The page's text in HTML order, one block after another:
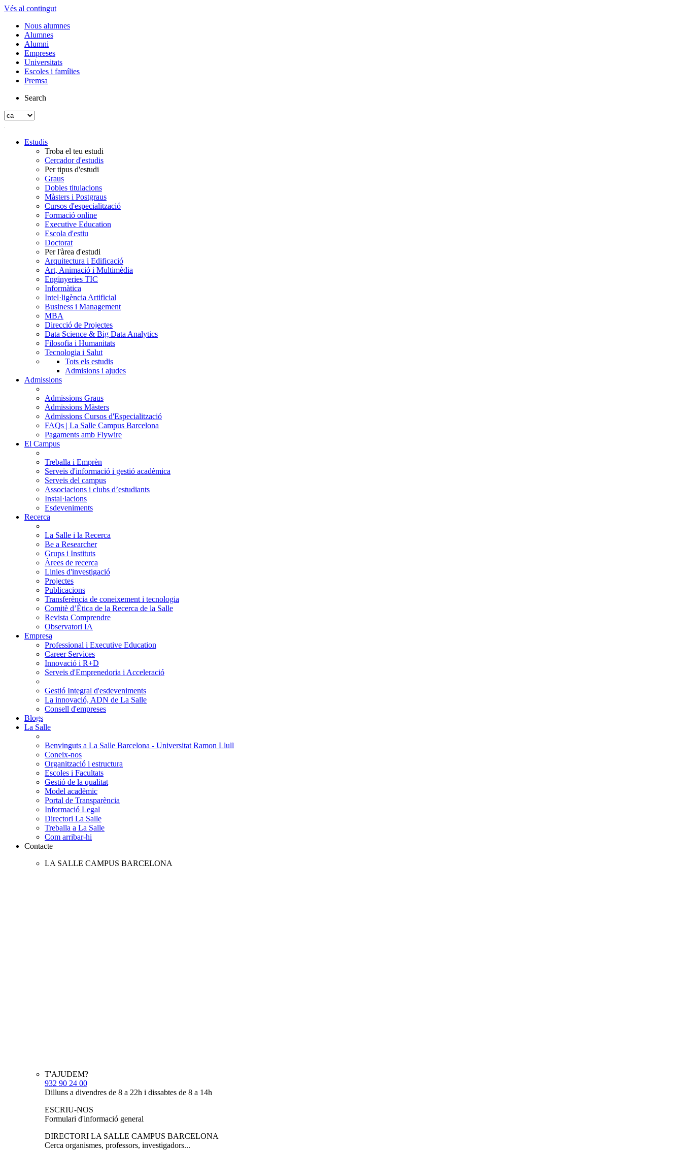
Vés al contingut
Nous alumnes
Alumnes
Alumni
Empreses
Universitats
Escoles i famílies
Premsa
Search
Estudis
Troba el teu estudi
Cercador d'estudis
Per tipus d'estudi
Graus
Dobles titulacions
Màsters i Postgraus
Cursos d'especialització
Formació online
Executive Education
Escola d'estiu
Doctorat
Per l'àrea d'estudi
Arquitectura i Edificació
Art, Animació i Multimèdia
Enginyeries TIC
Informàtica
Intel·ligència Artificial
Business i Management
MBA
Direcció de Projectes
Data Science & Big Data Analytics
Filosofia i Humanitats
Tecnologia i Salut
Tots els estudis
Admisions i ajudes
Admissions
Admissions Graus
Admissions Màsters
Admissions Cursos d'Especialització
FAQs | La Salle Campus Barcelona
Pagaments amb Flywire
El Campus
Treballa i Emprèn
Serveis d'informació i gestió acadèmica
Serveis del campus
Associacions i clubs d’estudiants
Instal·lacions
Esdeveniments
Recerca
La Salle i la Recerca
Be a Researcher
Grups i Instituts
Àrees de recerca
Linies d'investigació
Projectes
Publicacions
Transferència de coneixement i tecnologia
Comitè d’Ètica de la Recerca de la Salle
Revista Comprendre
Observatori IA
Empresa
Professional i Executive Education
Career Services
Innovació i R+D
Serveis d'Emprenedoria i Acceleració
Gestió Integral d'esdeveniments
La innovació, ADN de La Salle
Consell d'empreses
Blogs
La Salle
Benvinguts a La Salle Barcelona - Universitat Ramon Llull
Coneix-nos
Organització i estructura
Escoles i Facultats
Gestió de la qualitat
Model acadèmic
Portal de Transparència
Informació Legal
Directori La Salle
Treballa a La Salle
Com arribar-hi
Contacte
LA SALLE CAMPUS BARCELONA
T'AJUDEM?
932 90 24 00
Dilluns a divendres de 8 a 22h i dissabtes de 8 a 14h
ESCRIU-NOS
Formulari d'informació general
DIRECTORI LA SALLE CAMPUS BARCELONA
Cerca organismes, professors, investigadors...